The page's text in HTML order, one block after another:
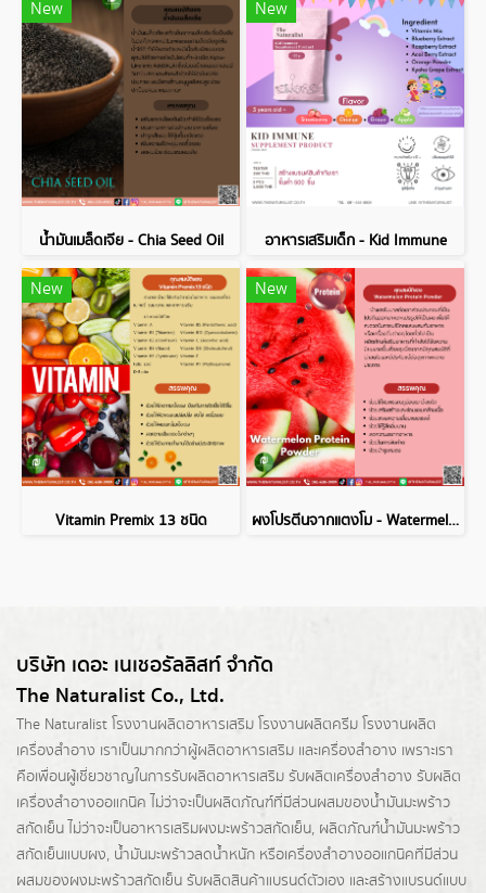
New
น้ำมันเมล็ดเจีย - Chia Seed Oil
New
อาหารเสริมเด็ก - Kid Immune
New
Vitamin Premix 13 ชนิด
New
ผงโปรตีนจากแตงโม - Watermelon Protein Powder
บริษัท เดอะ เนเชอรัลลิสท์ จำกัด
The Naturalist Co., Ltd.
The Naturalist โรงงานผลิตอาหารเสริม โรงงานผลิตครีม โรงงานผลิต
เครื่องสำอาง เราเป็นมากกว่าผู้ผลิตอาหารเสริม และเครื่องสำอาง เพราะเรา
คือเพื่อนผู้เชี่ยวชาญในการรับผลิตอาหารเสริม รับผลิตเครื่องสำอาง รับผลิต
เครื่องสำอางออแกนิค ไม่ว่าจะเป็นผลิตภัณฑ์ที่มีส่วนผสมของน้ำมันมะพร้าว
สกัดเย็น ไม่ว่าจะเป็นอาหารเสริมผงมะพร้าวสกัดเย็น, ผลิตภัณฑ์น้ำมันมะพร้าว
สกัดเย็นแบบผง, น้ำมันมะพร้าวลดน้ำหนัก หรือเครื่องสำอางออแกนิคที่มีส่วน
ผสมของผงมะพร้าวสกัดเย็น รับผลิตสินค้าแบรนด์ตัวเอง และสร้างแบรนด์แบบ